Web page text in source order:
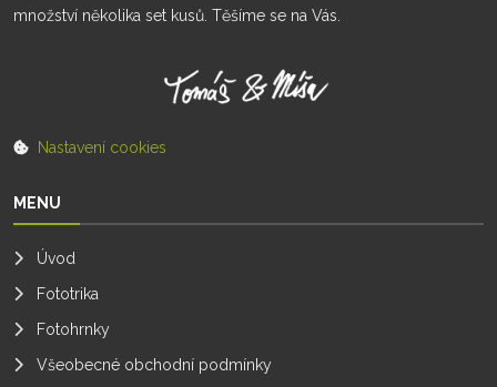
množství několika set kusů. Těšíme se na Vás.
Nastavení cookies
MENU
Úvod
Fototrika
Fotohrnky
Všeobecné obchodní podmínky